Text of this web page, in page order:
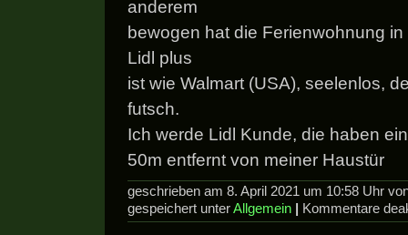
anderem
bewogen hat die Ferienwohnung
Lidl plus
ist wie Walmart (USA), seelenlos,
futsch.
Ich werde Lidl Kunde, die haben
50m entfernt von meiner Haustür
geschrieben am 8. April 2021 um 10:58 Uhr
gespeichert unterAllgemein Kommentare